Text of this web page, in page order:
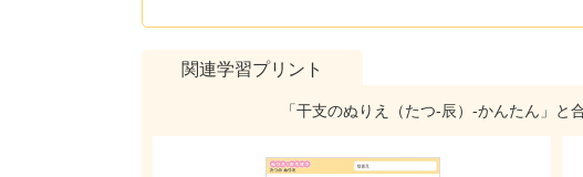
関連学習プリント
「干支のぬりえ（たつ-辰）-かんたん」と